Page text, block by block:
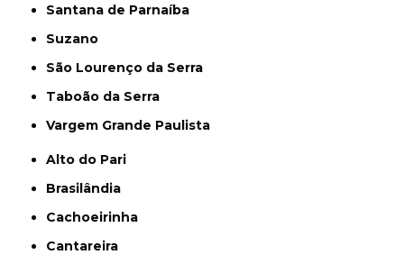
Santana de Parnaíba
Suzano
São Lourenço da Serra
Taboão da Serra
Vargem Grande Paulista
Alto do Pari
Brasilândia
Cachoeirinha
Cantareira